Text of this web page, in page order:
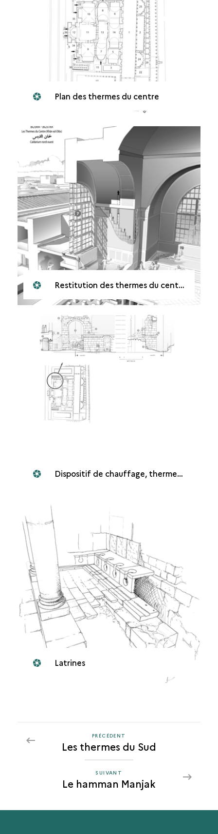
Plan des thermes du centre
Restitution des thermes du centre
Dispositif de chauffage, thermes du centre
Latrines
PRÉCÉDENT
LE
HAMMAN
MANJAK
PRÉCÉDENT
Les thermes du Sud
SUIVANT
LE
SUIVANT
Le hamman Manjak